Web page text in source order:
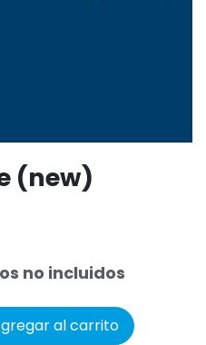
(new)
no incluidos
al carrito